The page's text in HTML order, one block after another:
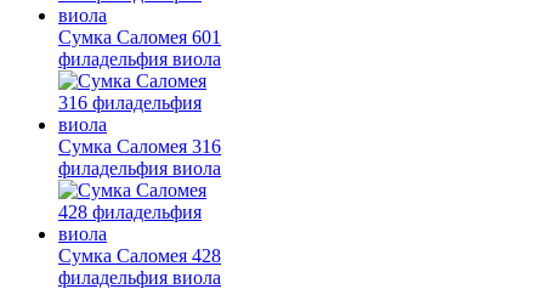
Сумка Саломея 601
филадельфия виола
Сумка Саломея 316
филадельфия виола
Сумка Саломея 428
филадельфия виола